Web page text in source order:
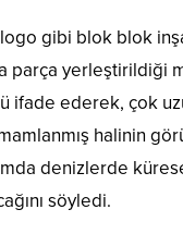
gibi blok blok
parça yerleştirildiği
ifade ederek, çok
halinin
denizlerde
söyledi.